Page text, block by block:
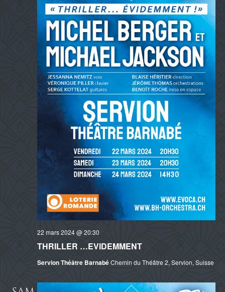
THRILLER …EVIDEMMENT
22 mars 2024 @ 20:30
Servion Théâtre BarnabéChemin du Théâtre 2, Servion, Suisse